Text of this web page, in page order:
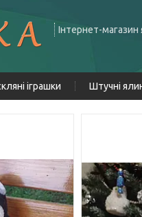
Інтернет-
іграшки Штучні